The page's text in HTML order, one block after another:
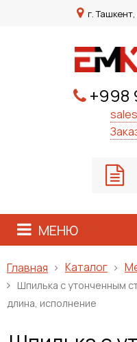
г.
+998
МЕНЮ
Главная Каталог
Шпилька с утонченным
длина, исполнение